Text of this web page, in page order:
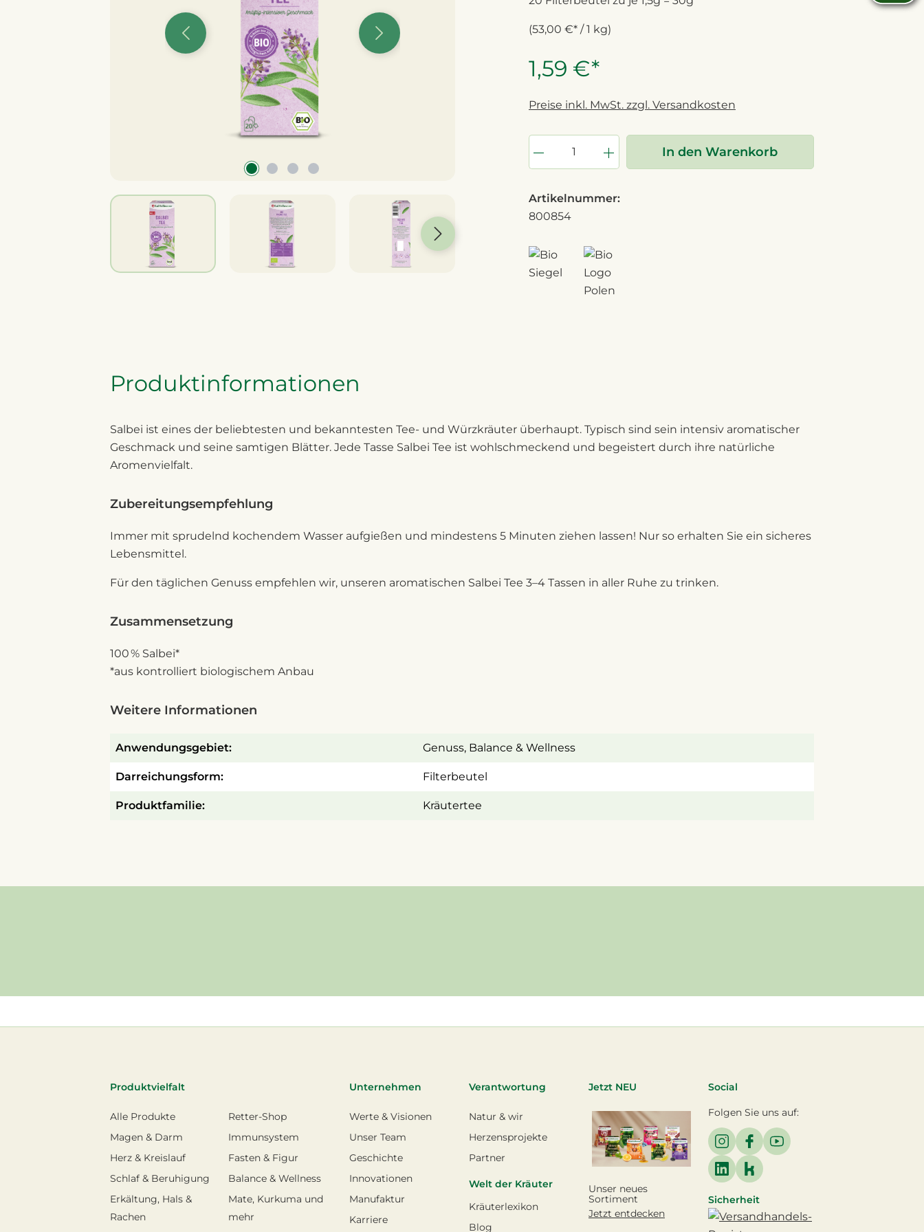
(53,00 €* / 1 kg)
1,59 €*
Preise inkl. MwSt. zzgl. Versandkosten
In den Warenkorb
Artikelnummer:
800854
Produktinformationen
Salbei ist eines der beliebtesten und bekanntesten Tee- und Würzkräuter überhaupt. Typisch sind sein intensiv aromatischer
Geschmack und seine samtigen Blätter. Jede Tasse Salbei Tee ist wohlschmeckend und begeistert durch ihre natürliche
Aromenvielfalt.
Zubereitungsempfehlung
Immer mit sprudelnd kochendem Wasser aufgießen und mindestens 5 Minuten ziehen lassen! Nur so erhalten Sie ein sicheres
Lebensmittel.
Für den täglichen Genuss empfehlen wir, unseren aromatischen Salbei Tee 3–4 Tassen in aller Ruhe zu trinken.
Zusammensetzung
100 % Salbei*
*aus kontrolliert biologischem Anbau
Weitere Informationen
Anwendungsgebiet: Genuss, Balance & Wellness
Darreichungsform: Filterbeutel
Produktfamilie: Kräutertee
Produktvielfalt
Alle Produkte
Magen & Darm
Herz & Kreislauf
Schlaf & Beruhigung
Erkältung, Hals &
Rachen
Retter-Shop
Immunsystem
Fasten & Figur
Balance & Wellness
Mate, Kurkuma und
mehr
Unternehmen
Werte & Visionen
Unser Team
Geschichte
Innovationen
Manufaktur
Karriere
Verantwortung
Natur & wir
Herzensprojekte
Partner
Welt der Kräuter
Kräuterlexikon
Blog
Jetzt NEU
Unser neues
Sortiment
Jetzt entdecken
Social
Folgen Sie uns auf:
Sicherheit